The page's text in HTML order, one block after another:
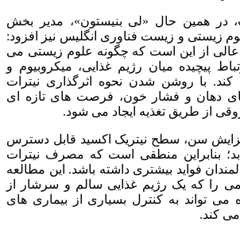
در همین حال «لی بنیستون»، مدیر بخش
زیستی و زیست‌ فناوری انگلیس نیز افزود:
عالی از این است که چگونه علوم زیستی می‌
پیچیده میان رژیم غذایی، میکروبیوم و
با روشن شدن نحوه اثرگذاری نیترات
دهان و فشار خون، فرصت‌ های تازه‌ ای
از طریق تغذیه ایجاد می‌ شود.
سن، سطح نیتریک‌ اکسید قابل دسترس
بنابراین منطقی است که مصرف نیترات‌
فواید بیشتری داشته باشد. این مطالعه
را که یک رژیم غذایی سالم و سرشار از
می‌ تواند به کنترل بسیاری از بیماری‌ های
کند.